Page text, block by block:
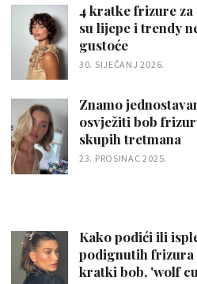
4 kratke frizure za
su lijepe i trendy
gustoće
30. SIJEČANJ 2026.
Znamo
osvježiti bob
skupih tretmana
23. PROSINAC 2025.
Kako podići ili
podignutih frizura
kratki bob, 'wolf